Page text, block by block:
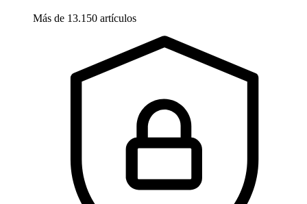
Más de 13.150 artículos